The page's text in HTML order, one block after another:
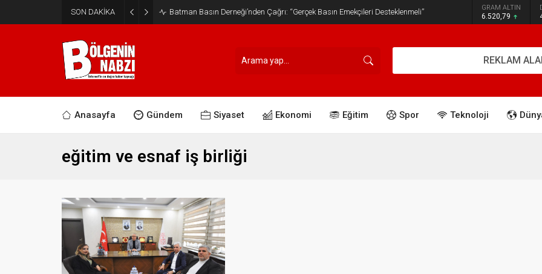
SON DAKİKA Batman Basın Derneği’nden Çağrı: “Gerçek Basın Emekçileri Desteklenmeli” GRAM ALTIN
6.520,79
REKLAM
Anasayfa Gündem Siyaset Ekonomi Eğitim Spor Teknoloji
eğitim ve esnaf iş birliği